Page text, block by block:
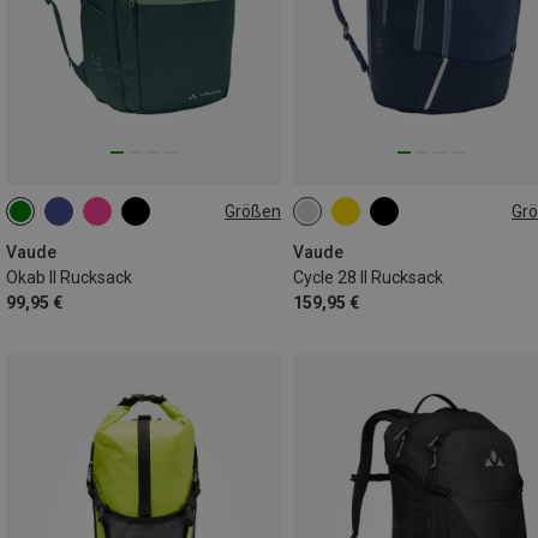
Größen
Vaude
Okab II Rucksack
99,95 €
25L
Vaude
Cycle 28 II Rucksack
159,95 €
28L